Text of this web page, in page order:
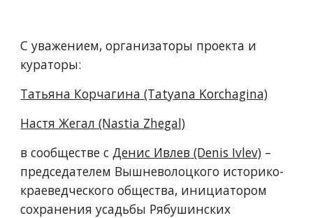
С уважением, организаторы проекта и
кураторы:
Татьяна Корчагина (Tatyana Korchagina)
Настя Жегал (Nastia Zhegal)
в сообществе с Денис Ивлев (Denis Ivlev) –
председателем Вышневолоцкого историко-
краеведческого общества, инициатором
сохранения усадьбы Рябушинских